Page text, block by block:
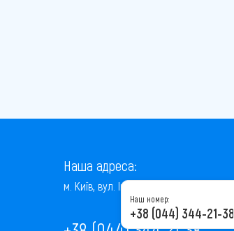
Наша адреса:
м. Київ, вул. Інститутська, 22/7, оф. 41
Наш номер:
+38 (044) 344-21-38